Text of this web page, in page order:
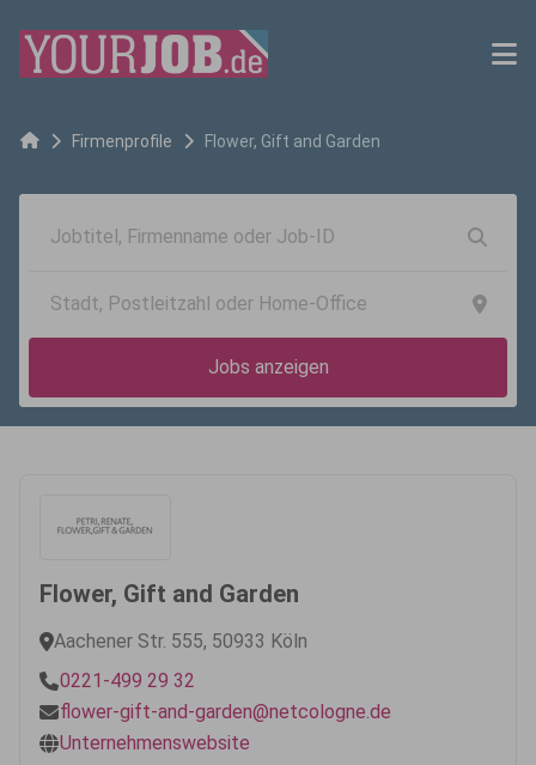
Firmenprofile Flower, Gift and Garden
Jobs anzeigen
Flower, Gift and Garden
Aachener Str. 555, 50933 Köln
0221-499 29 32
flower-gift-and-garden@netcologne.de
Unternehmenswebsite